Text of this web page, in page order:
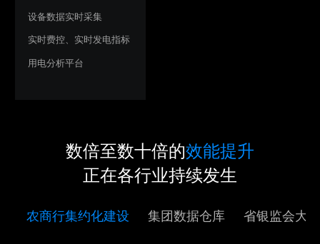
设备数据实时采集
实时费控、实时发电指标
用电分析平台
数倍至数十倍的效能提升
正在各行业持续发生
农商行集约化建设 集团数据仓库 省银监会大